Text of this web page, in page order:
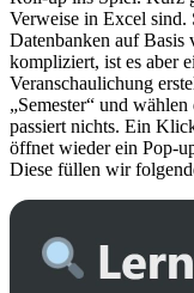
Verweise in Excel sind.
Datenbanken auf
kompliziert, ist es aber
Veranschaulichung
„Semester“ und
passiert nichts. Ein
öffnet wieder ein Pop-
Diese füllen wir